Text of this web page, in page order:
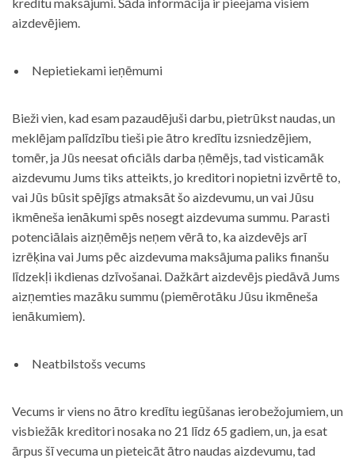
aizdevējiem.
Nepietiekami ieņēmumi
Bieži vien, kad esam pazaudējuši darbu, pietrūkst naudas, un
meklējam palīdzību tieši pie ātro kredītu izsniedzējiem,
tomēr, ja Jūs neesat oficiāls darba ņēmējs, tad visticamāk
aizdevumu Jums tiks atteikts, jo kreditori nopietni izvērtē to,
vai Jūs būsit spējīgs atmaksāt šo aizdevumu, un vai Jūsu
ikmēneša ienākumi spēs nosegt aizdevuma summu. Parasti
potenciālais aizņēmējs neņem vērā to, ka aizdevējs arī
izrēķina vai Jums pēc aizdevuma maksājuma paliks finanšu
līdzekļi ikdienas dzīvošanai. Dažkārt aizdevējs piedāvā Jums
aizņemties mazāku summu (piemērotāku Jūsu ikmēneša
ienākumiem).
Neatbilstošs vecums
Vecums ir viens no ātro kredītu iegūšanas ierobežojumiem, un
visbiežāk kreditori nosaka no 21 līdz 65 gadiem, un, ja esat
ārpus šī vecuma un pieteicāt ātro naudas aizdevumu, tad